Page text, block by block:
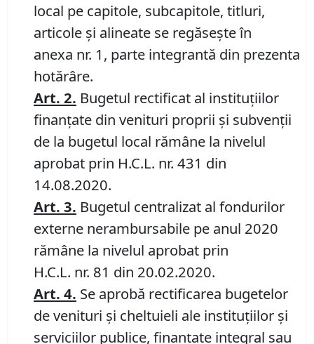
local pe capitole, subcapitole, titluri,
articole şi alineate se regăsește în
anexa nr. 1, parte integrantă din prezenta
hotărâre.
Art. 2. Bugetul rectificat al instituţiilor
finanţate din venituri proprii şi subvenţii
de la bugetul local rămâne la nivelul
aprobat prin H.C.L. nr. 431 din
14.08.2020.
Art. 3. Bugetul centralizat al fondurilor
externe nerambursabile pe anul 2020
rămâne la nivelul aprobat prin
H.C.L. nr. 81 din 20.02.2020.
Art. 4. Se aprobă rectificarea bugetelor
de venituri şi cheltuieli ale instituţiilor şi
serviciilor publice, finanţate integral sau